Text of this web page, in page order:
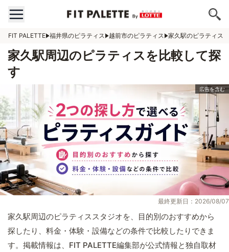
FIT PALETTE 福井県のピラティス 越前市のピラティス 家久駅のピラティス
家久駅周辺のピラティスを比較して探
す
最終更新日：2026/08/07
家久駅周辺のピラティススタジオを、目的別のおすすめから
探したり、料金・体験・設備などの条件で比較したりできま
す。掲載情報は、FIT PALETTE編集部が公式情報と独自取材